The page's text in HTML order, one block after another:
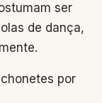
ser
de dança,
por